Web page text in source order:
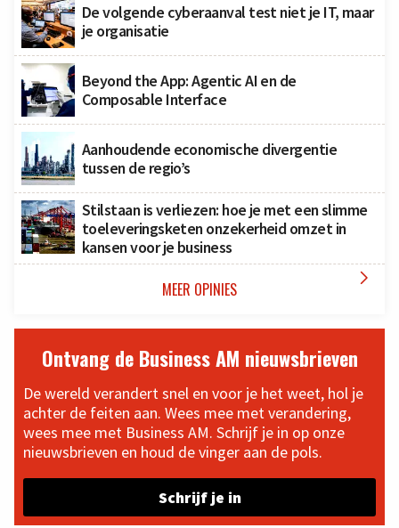
De volgende cyberaanval test niet je IT, maar
je organisatie
Beyond the App: Agentic AI en de
Composable Interface
Aanhoudende economische divergentie
tussen de regio’s
Stilstaan is verliezen: hoe je met een slimme
toeleveringsketen onzekerheid omzet in
kansen voor je business
MEER OPINIES 
Ontvang de Business AM nieuwsbrieven
De wereld verandert snel en voor je het weet, hol je
achter de feiten aan. Wees mee met verandering,
wees mee met Business AM. Schrijf je in op onze
nieuwsbrieven en houd de vinger aan de pols.
Schrijf je in